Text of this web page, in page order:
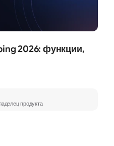
2026: функции,
продукта